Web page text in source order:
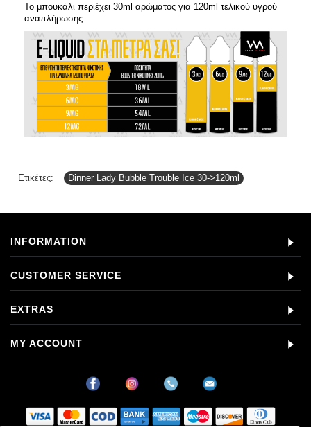
Το μπουκάλι περιέχει 30ml αρώματος για 120ml τελικού υγρού
αναπλήρωσης.
Ετικέτες: Dinner Lady Bubble Trouble Ice 30->120ml
INFORMATION
CUSTOMER SERVICE
EXTRAS
MY ACCOUNT